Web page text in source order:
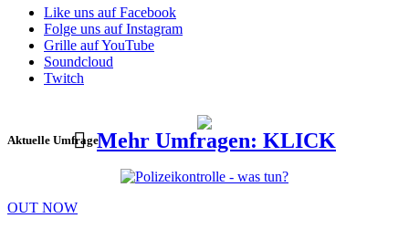
Like uns auf Facebook
Folge uns auf Instagram
Grille auf YouTube
Soundcloud
Twitch
Aktuelle UmfrageMehr Umfragen: KLICK
OUT NOW